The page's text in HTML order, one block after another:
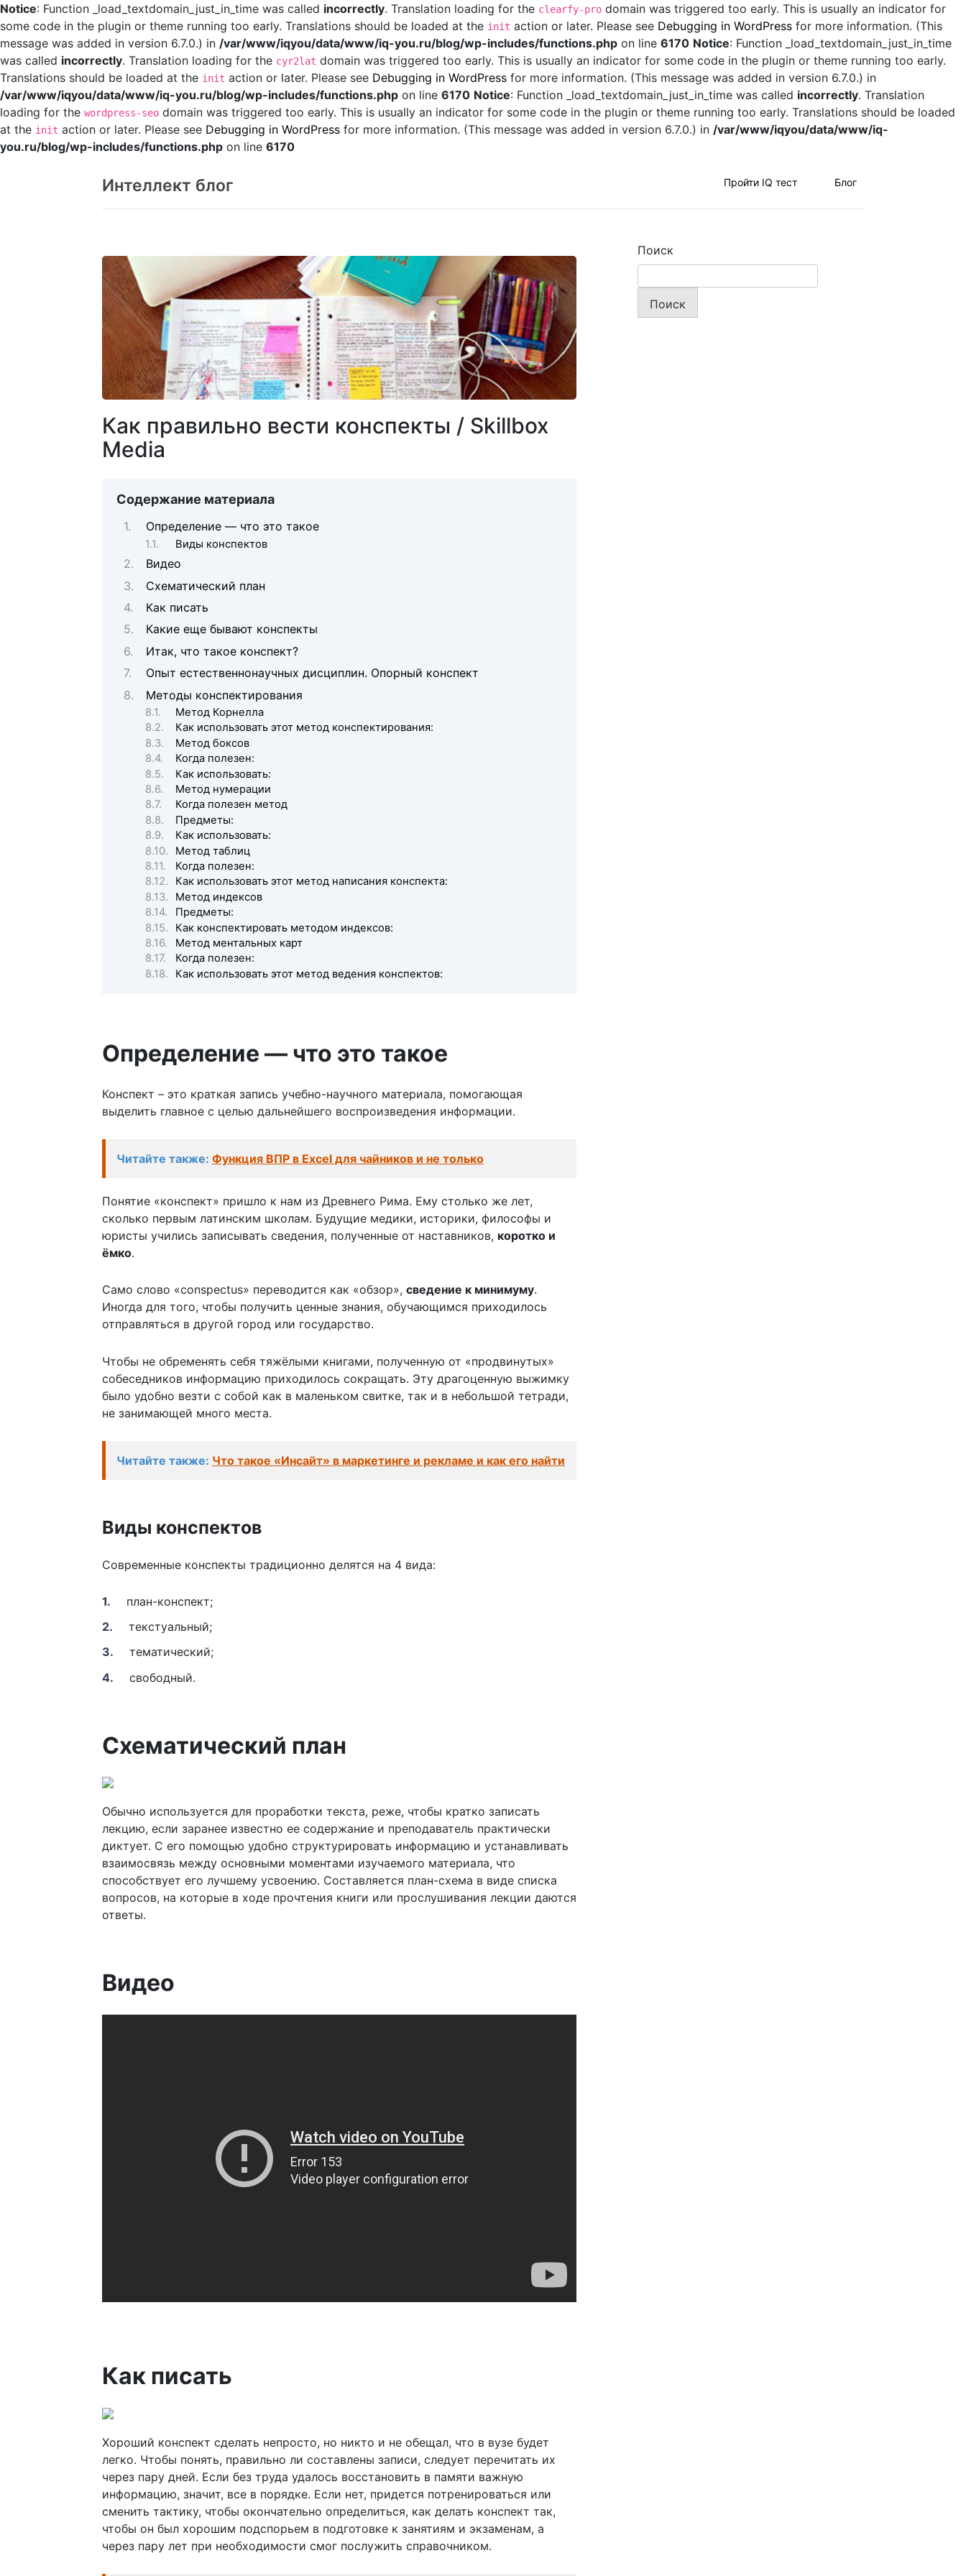
Notice: Function _load_textdomain_just_in_time was called incorrectly. Translation loading for the clearfy-pro domain was triggered too early. This is usually an indicator for
some code in the plugin or theme running too early. Translations should be loaded at the init action or later. Please see Debugging in WordPress for more information. (This
message was added in version 6.7.0.) in /var/www/iqyou/data/www/iq-you.ru/blog/wp-includes/functions.php on line 6170 Notice: Function _load_textdomain_just_in_time
was called incorrectly. Translation loading for the cyr2lat domain was triggered too early. This is usually an indicator for some code in the plugin or theme running too early.
Translations should be loaded at the init action or later. Please see Debugging in WordPress for more information. (This message was added in version 6.7.0.) in
/var/www/iqyou/data/www/iq-you.ru/blog/wp-includes/functions.php on line 6170 Notice: Function _load_textdomain_just_in_time was called incorrectly. Translation
loading for the wordpress-seo domain was triggered too early. This is usually an indicator for some code in the plugin or theme running too early. Translations should be loaded
at the init action or later. Please see Debugging in WordPress for more information. (This message was added in version 6.7.0.) in /var/www/iqyou/data/www/iq-
you.ru/blog/wp-includes/functions.php on line 6170
Интеллект блог Пройти IQ тест Блог
Как правильно вести конспекты / Skillbox
Media
Содержание материала
Определение — что это такое
Виды конспектов
Видео
Схематический план
Как писать
Какие еще бывают конспекты
Итак, что такое конспект?
Опыт естественнонаучных дисциплин. Опорный конспект
Методы конспектирования
Метод Корнелла
Как использовать этот метод конспектирования:
Метод боксов
Когда полезен:
Как использовать:
Метод нумерации
Когда полезен метод
Предметы:
Как использовать:
Метод таблиц
Когда полезен:
Как использовать этот метод написания конспекта:
Метод индексов
Предметы:
Как конспектировать методом индексов:
Метод ментальных карт
Когда полезен:
Как использовать этот метод ведения конспектов:
Определение — что это такое
Конспект – это краткая запись учебно-научного материала, помогающая
выделить главное с целью дальнейшего воспроизведения информации.
Читайте также: Функция ВПР в Excel для чайников и не только
Понятие «конспект» пришло к нам из Древнего Рима. Ему столько же лет,
сколько первым латинским школам. Будущие медики, историки, философы и
юристы учились записывать сведения, полученные от наставников, коротко и
ёмко.
Само слово «conspectus» переводится как «обзор», сведение к минимуму.
Иногда для того, чтобы получить ценные знания, обучающимся приходилось
отправляться в другой город или государство.
Чтобы не обременять себя тяжёлыми книгами, полученную от «продвинутых»
собеседников информацию приходилось сокращать. Эту драгоценную выжимку
было удобно везти с собой как в маленьком свитке, так и в небольшой тетради,
не занимающей много места.
Читайте также: Что такое «Инсайт» в маркетинге и рекламе и как его найти
Виды конспектов
Современные конспекты традиционно делятся на 4 вида:
план-конспект;
текстуальный;
тематический;
свободный.
Схематический план
Обычно используется для проработки текста, реже, чтобы кратко записать
лекцию, если заранее известно ее содержание и преподаватель практически
диктует. С его помощью удобно структурировать информацию и устанавливать
взаимосвязь между основными моментами изучаемого материала, что
способствует его лучшему усвоению. Составляется план-схема в виде списка
вопросов, на которые в ходе прочтения книги или прослушивания лекции даются
ответы.
Видео
Как писать
Хороший конспект сделать непросто, но никто и не обещал, что в вузе будет
легко. Чтобы понять, правильно ли составлены записи, следует перечитать их
через пару дней. Если без труда удалось восстановить в памяти важную
информацию, значит, все в порядке. Если нет, придется потренироваться или
сменить тактику, чтобы окончательно определиться, как делать конспект так,
чтобы он был хорошим подспорьем в подготовке к занятиям и экзаменам, а
через пару лет при необходимости смог послужить справочником.
Поиск
Поиск